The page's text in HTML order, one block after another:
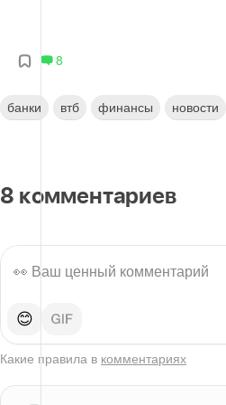
8
банки втб финансы новости
8 комментариев
😊
Какие правила в комментариях